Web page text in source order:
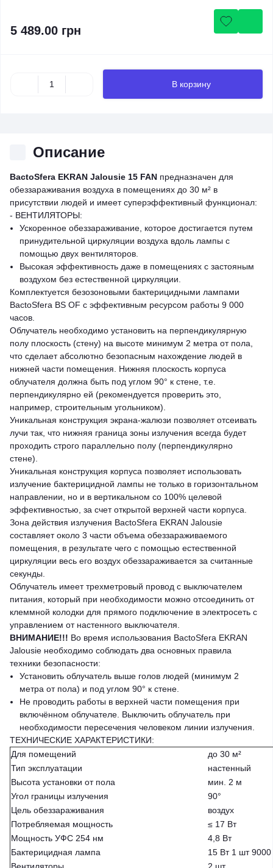
5 489.00 грн
В корзину
Описание
BactoSfera EKRAN Jalousie 15 FAN предназначен для
обеззараживания воздуха в помещениях до 30 м² в
присутствии людей и имеет суперэффективный функционал:
- ВЕНТИЛЯТОРЫ:
Ускоренное обеззараживание, которое достигается путем
принудительной циркуляции воздуха вдоль лампы с
помощью двух вентиляторов.
Высокая эффективность даже в помещениях с застояным
воздухом без естественной циркуляции.
Комплектуется безозоновыми бактерицидными лампами
BactoSfera BS OF с эффективным ресурсом работы 9 000
часов.
Облучатель необходимо установить на перпендикулярную
полу плоскость (стену) на высоте минимум 2 метра от пола,
что сделает абсолютно безопасным нахождение людей в
нижней части помещения. Нижняя плоскость корпуса
облучателя должна быть под углом 90° к стене, т.е.
перпендикулярно ей (рекомендуется проверить это,
например, строительным угольником).
Уникальная конструкция экрана-жалюзи позволяет отсеивать
лучи так, что нижняя граница зоны излучения всегда будет
проходить строго параллельно полу (перпендикулярно
стене).
Уникальная конструкция корпуса позволяет использовать
излучение бактерицидной лампы не только в горизонтальном
направлении, но и в вертикальном со 100% целевой
эффективностью, за счет открытой верхней части корпуса.
Зона действия излучения BactoSfera EKRAN Jalousie
составляет около 3 части объема обеззараживаемого
помещения, в результате чего с помощью естественной
циркуляции весь его воздух обеззараживается за считанные
секунды.
Облучатель имеет трехметровый провод с выключателем
питания, который при необходимости можно отсоединить от
клеммной колодки для прямого подключение в электросеть с
управлением от настенного выключателя.
ВНИМАНИЕ!!! Во время использования BactoSfera EKRAN
Jalousie необходимо соблюдать два основных правила
техники безопасности:
Установить облучатель выше голов людей (минимум 2
метра от пола) и под углом 90° к стене.
Не проводить работы в верхней части помещения при
включённом облучателе. Выключить облучатель при
необходимости пересечения человеком линии излучения.
ТЕХНИЧЕСКИЕ ХАРАКТЕРИСТИКИ:
Для помещений
до 30 м²
Тип эксплуатации
настенный
Высота установки от пола
мин. 2 м
Угол границы излучения
90°
Цель обеззараживания
воздух
Потребляемая мощность
≤ 17 Вт
Мощность УФС 254 нм
4,8 Вт
Бактерицидная лампа
15 Вт 1 шт 9000